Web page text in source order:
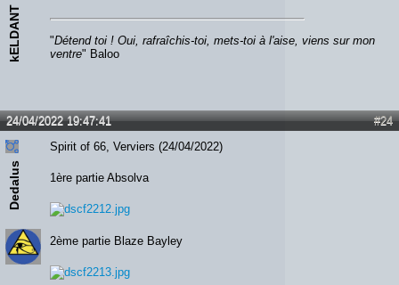
kELDANT "Détend toi ! Oui, rafraîchis-toi, mets-toi à l'aise, viens sur mon
ventre" Baloo
#24
24/04/2022 19:47:41
Dedalus
Spirit of 66, Verviers (24/04/2022)
1ère partie Absolva
2ème partie Blaze Bayley